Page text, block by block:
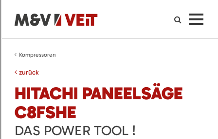
Kompressoren
zurück
HITACHI PANEELSÄGE
C8FSHE
DAS POWER TOOL !